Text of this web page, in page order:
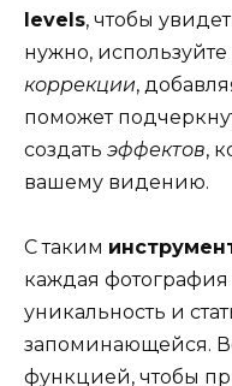
levels, чтобы
нужно, используйте
коррекции,
поможет
создать эффектов,
вашему видению.
С таким
каждая
уникальность и
запоминающейся.
функцией, чтобы